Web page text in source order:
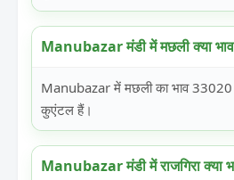
Manubazar मंडी में मछली क्या
Manubazar में मछली का भाव
कुएंटल हैं।
Manubazar मंडी में राजगिरा क्या